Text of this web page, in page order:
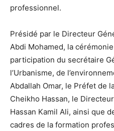
professionnel.
Présidé par le Directeur
Abdi Mohamed, la
participation du secrétaire
l’Urbanisme, de
Abdallah Omar, le Préfet de
Cheikho Hassan, le
Hassan Kamil Ali, ainsi que
cadres de la formation